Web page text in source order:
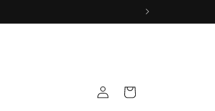
sesión
Carrito